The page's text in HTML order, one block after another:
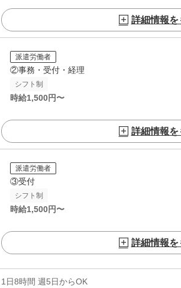
詳細情報を
派遣労働者
②事務・受付・経理
シフト制
時給1,500円〜
詳細情報を
派遣労働者
③受付
シフト制
時給1,500円〜
詳細情報を
1日8時間 週5日からOK